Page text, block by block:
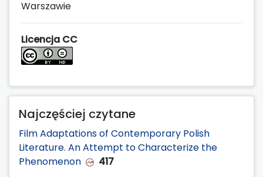
Warszawie
Licencja CC
Najczęściej czytane
Film Adaptations of Contemporary Polish
Literature. An Attempt to Characterize the
Phenomenon
417